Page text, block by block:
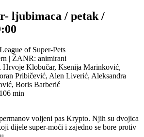
ljubimaca / petak /
of Super-Pets
| ŽANR: animirani
Hrvoje Klobučar, Ksenija Marinković,
Pribičević, Alen Liverić, Aleksandra
Boris Barberić
min
voljeni pas Krypto. Njih su dvojica
dijele super-moći i zajedno se bore protiv